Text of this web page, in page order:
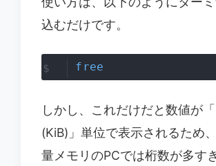
込むだけです。
free
しかし、これだけだと数値が
(KiB)」単位で表示されるため
量メモリのPCでは桁数が多す